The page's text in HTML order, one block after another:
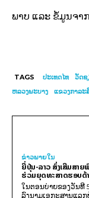
ພາບ ແລະ ຂໍ້ມູນຈາ
TAGS ປະເທດໄທ ວັດຊ
ຫລວງພະບາງ
ແຂວງກາລະ
ຂ່າວພາຍ​ໃນ
ຍີ່ປຸ່ນ-ລາວ ສົ່ງເສີມສາຍ
ຮ່ວມຍຸດທະສາດຮອບດ້
ໃນຕອນບ່າຍຂອງວັນທີ
ລົງນາມເອກະສານແລ